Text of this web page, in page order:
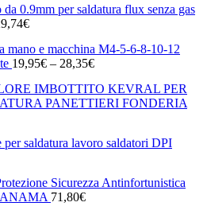
0.9mm per saldatura flux senza gas
€
mano e macchina M4-5-6-8-10-12
19,95€ – 28,35€
IMBOTTITO KEVRAL PER
PANETTIERI FONDERIA
saldatura lavoro saldatori DPI
Sicurezza Antinfortunistica
71,80€